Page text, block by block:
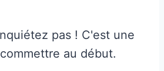
pas ! C'est une
au début.